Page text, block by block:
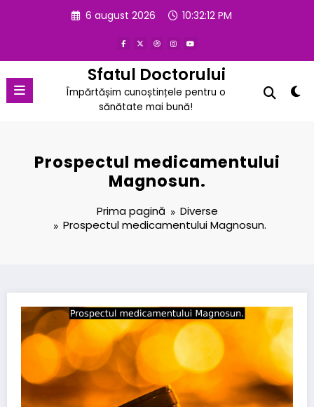
6 august 2026 10:32:13 PM
Sfatul Doctorului
Împărtășim cunoștințele pentru o
sănătate mai bună!
Prospectul medicamentului
Magnosun.
Prima pagină
Diverse
Prospectul medicamentului Magnosun.